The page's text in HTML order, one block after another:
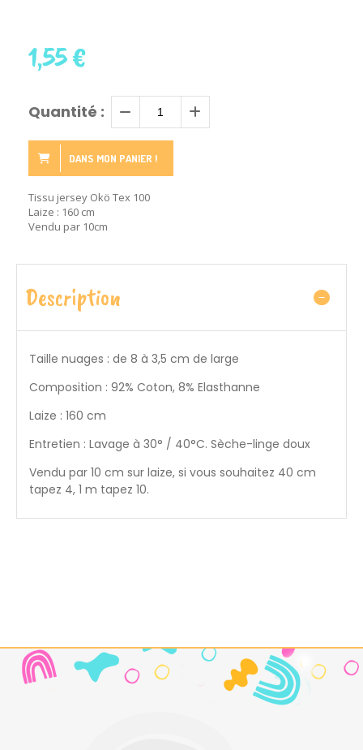
1,55€
Quantité :
DANS MON PANIER !
Tissu jersey Okö Tex 100
Laize : 160 cm
Vendu par 10cm
Description
Taille nuages : de 8 à 3,5 cm de large
Composition : 92% Coton, 8% Elasthanne
Laize : 160 cm
Entretien : Lavage à 30° / 40°C. Sèche-linge doux
Vendu par 10 cm sur laize, si vous souhaitez 40 cm
tapez 4, 1 m tapez 10.